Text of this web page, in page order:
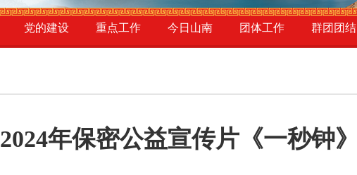
党的建设 重点工作 今日山南 团体工作 群团团结
2024年保密公益宣传片《一秒钟》